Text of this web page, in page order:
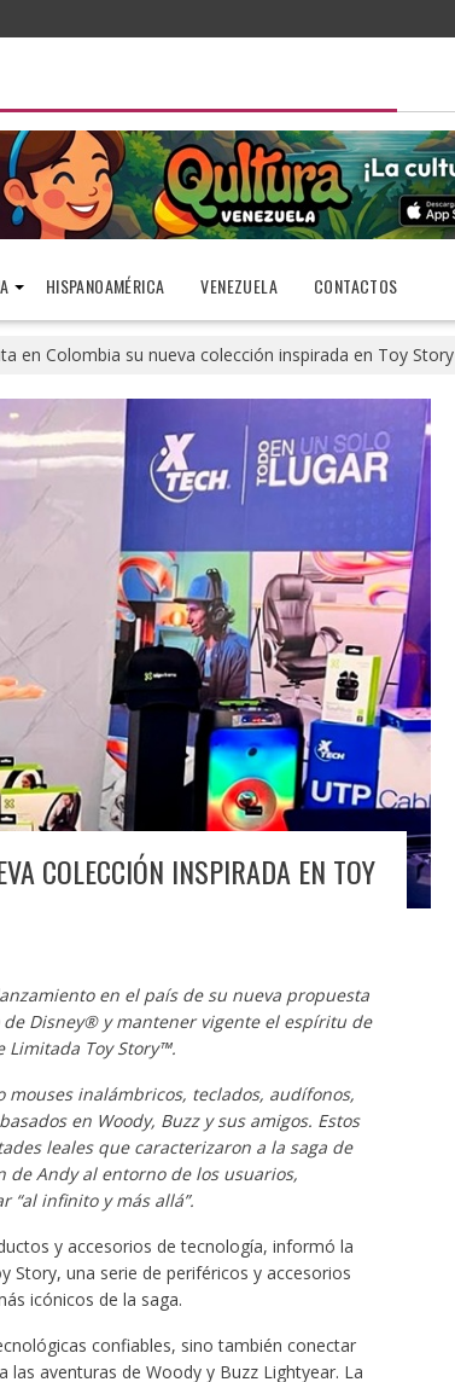
HISPANOAMÉRICA VENEZUELA CONTACTOS
en Colombia su nueva colección inspirada en Toy Story
COLECCIÓN INSPIRADA EN TOY
en el país de su nueva propuesta
Disney® y mantener vigente el espíritu de
Limitada Toy Story™.
inalámbricos, teclados, audífonos,
en Woody, Buzz y sus amigos. Estos
leales que caracterizaron a la saga de
de Andy al entorno de los usuarios,
“al infinito y más allá”.
y accesorios de tecnología, informó la
Story, una serie de periféricos y accesorios
icónicos de la saga.
confiables, sino también conectar
aventuras de Woody y Buzz Lightyear. La